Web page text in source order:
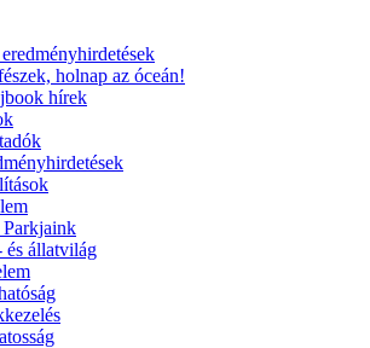
holnap az óceán!
hírek
és állatvilág